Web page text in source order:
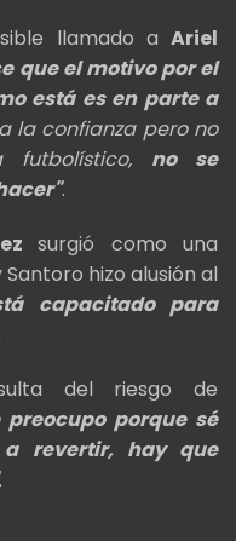
llamado a Ariel
que el motivo por el
está es en parte a
la confianza pero no
no se
.
surgió como una
hizo alusión al
capacitado para
del riesgo de
preocupo porque sé
revertir, hay que
.